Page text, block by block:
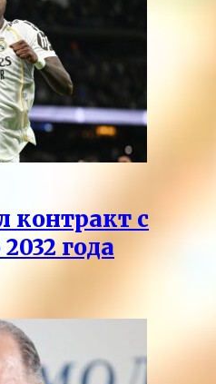
контракт с
года